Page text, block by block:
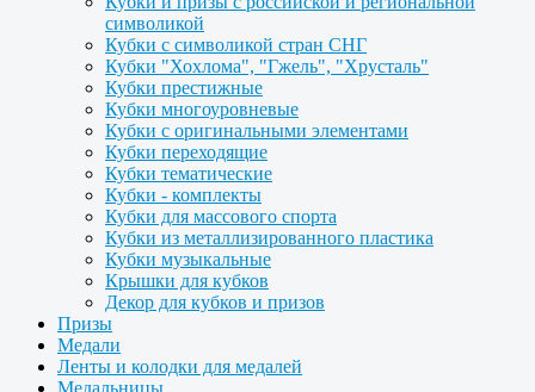
символикой
Кубки с символикой стран СНГ
Кубки "Хохлома", "Гжель", "Хрусталь"
Кубки престижные
Кубки многоуровневые
Кубки с оригинальными элементами
Кубки переходящие
Кубки тематические
Кубки - комплекты
Кубки для массового спорта
Кубки из металлизированного пластика
Кубки музыкальные
Крышки для кубков
Декор для кубков и призов
Призы
Медали
Ленты и колодки для медалей
Медальницы